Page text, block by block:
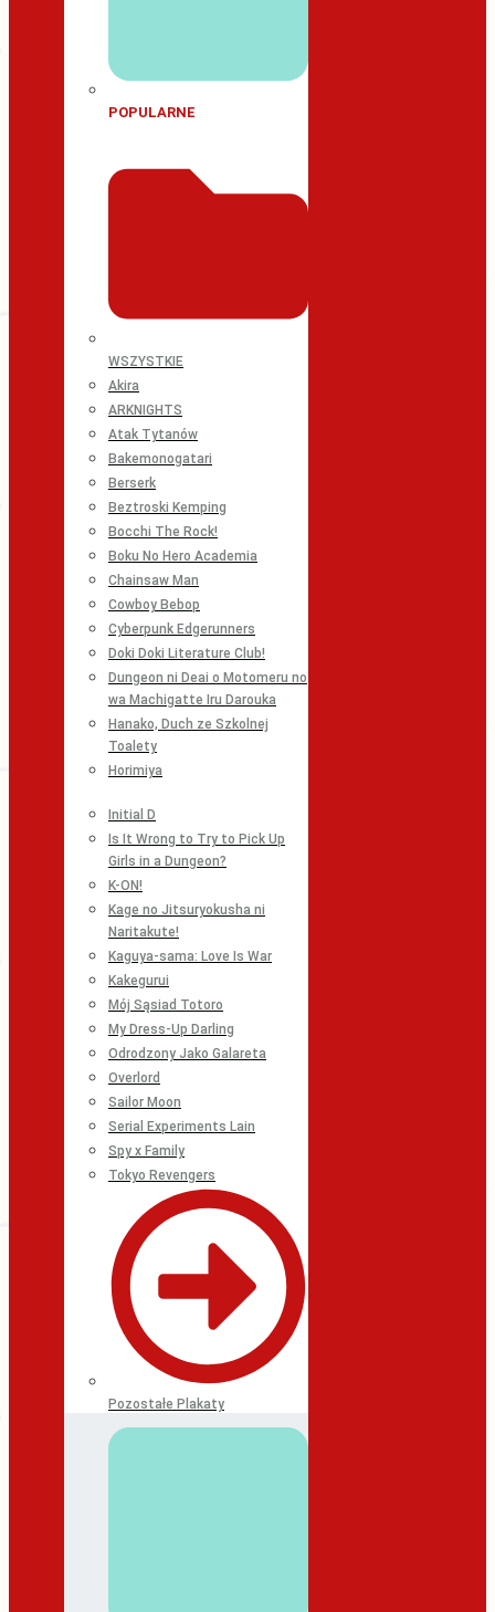
POPULARNE
WSZYSTKIE
Akira
ARKNIGHTS
Atak Tytanów
Bakemonogatari
Berserk
Beztroski Kemping
Bocchi The Rock!
Boku No Hero Academia
Chainsaw Man
Cowboy Bebop
Cyberpunk Edgerunners
Doki Doki Literature Club!
Dungeon ni Deai o Motomeru no
wa Machigatte Iru Darouka
Hanako, Duch ze Szkolnej
Toalety
Horimiya
Initial D
Is It Wrong to Try to Pick Up
Girls in a Dungeon?
K-ON!
Kage no Jitsuryokusha ni
Naritakute!
Kaguya-sama: Love Is War
Kakegurui
Mój Sąsiad Totoro
My Dress-Up Darling
Odrodzony Jako Galareta
Overlord
Sailor Moon
Serial Experiments Lain
Spy x Family
Tokyo Revengers
Pozostałe Plakaty